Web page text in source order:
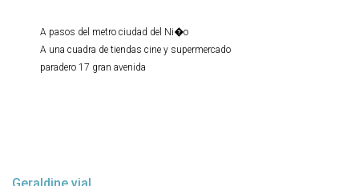
A pasos del metro ciudad del Ni�o
A una cuadra de tiendas cine y supermercado
paradero 17 gran avenida